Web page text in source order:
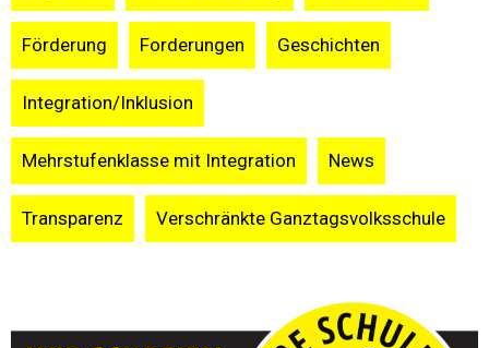
Förderung Forderungen Geschichten
Integration/Inklusion
Mehrstufenklasse mit Integration News
Transparenz Verschränkte Ganztagsvolksschule